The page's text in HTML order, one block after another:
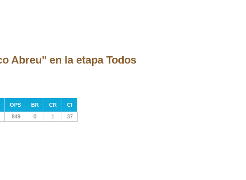
Abreu" en la etapa Todos
OPS BR CR
CI
.849 0 1 37